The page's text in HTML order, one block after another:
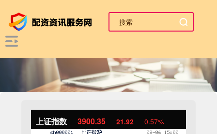
上证指数 3900.35 21.92 0.57%